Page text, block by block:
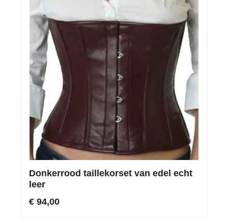
Donkerrood taillekorset van edel echt
leer
€ 94,00